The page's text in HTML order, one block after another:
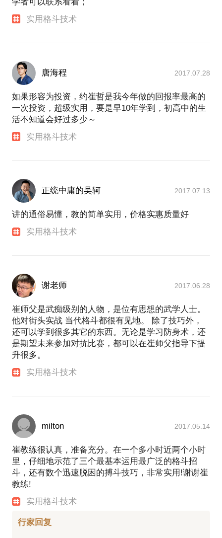
实用格斗技术
唐海程 2017.07.28
如果形容为投资，约崔哲是我今年做的回报率最高的
一次投资，超级实用，要是早10年学到，初高中的生
活不知道会好过多少～
实用格斗技术
正统中庸的吴轲 2017.07.13
讲的通俗易懂，教的简单实用，价格实惠质量好
实用格斗技术
谢老师 2017.06.28
崔师父是武痴级别的人物，是位有思想的武学人士。
他对街头实战 当代格斗都很有见地。 除了技巧外，
还可以学到很多其它的东西。无论是学习防身术，还
是期望未来参加对抗比赛，都可以在崔师父指导下提
升很多。
实用格斗技术
milton 2017.05.14
崔教练很认真，准备充分。在一个多小时近两个小时
里，仔细地示范了三个最基本运用最广泛的格斗招
斗，还有数个迅速脱困的搏斗技巧，非常实用!谢谢崔
教练!
实用格斗技术
行家回复